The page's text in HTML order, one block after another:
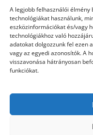
A legjobb felhasználói
technológiákat használunk,
eszközinformációkat és/vagy
technológiákhoz való
adatokat dolgozzunk fel ezen
vagy az egyedi azonosítók. A
visszavonása hátrányosan
funkciókat.
Ingatlan
Művészetek és
Múzeumok
Szolgáltatás
Szórakozás
Webáruház